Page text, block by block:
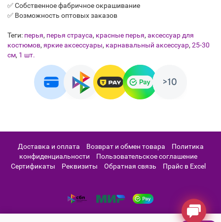
✅ Собственное фабричное окрашивание
✅ Возможность оптовых заказов
Теги: перья, перья страуса, красные перья, аксессуар для
костюмов, яркие аксессуары, карнавальный аксессуар, 25-30
см, 1 шт.
Доставка и оплата Возврат и обмен товара
Политика
конфиденциальности
Пользовательское соглашение
Сертификаты
Реквизиты Обратная связь Прайс в Excel